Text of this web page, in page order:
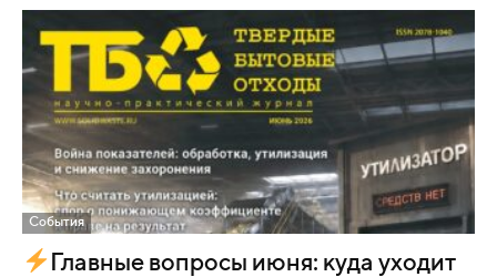
События
Главные вопросы июня: куда уходит